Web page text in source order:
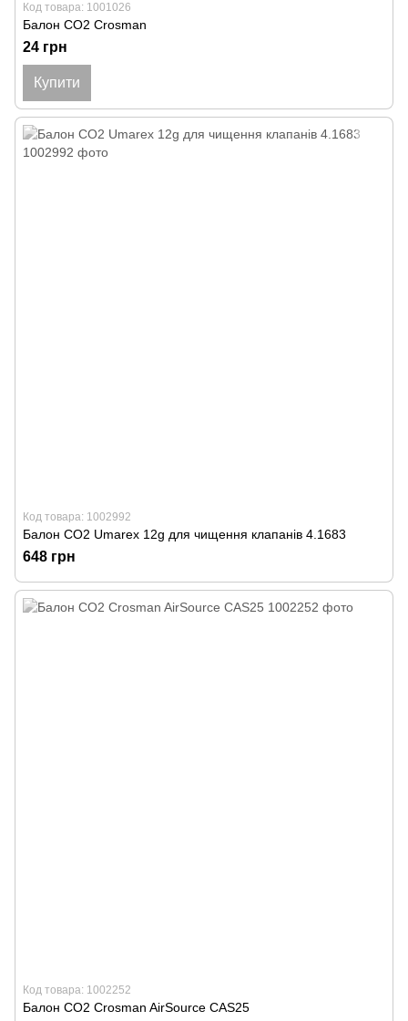
Код товара: 1001026
Балон СО2 Crosman
24 грн
Купити
Код товара: 1002992
Балон СО2 Umarex 12g для чищення клапанів 4.1683
648 грн
Код товара: 1002252
Балон CO2 Crosman AirSource CAS25